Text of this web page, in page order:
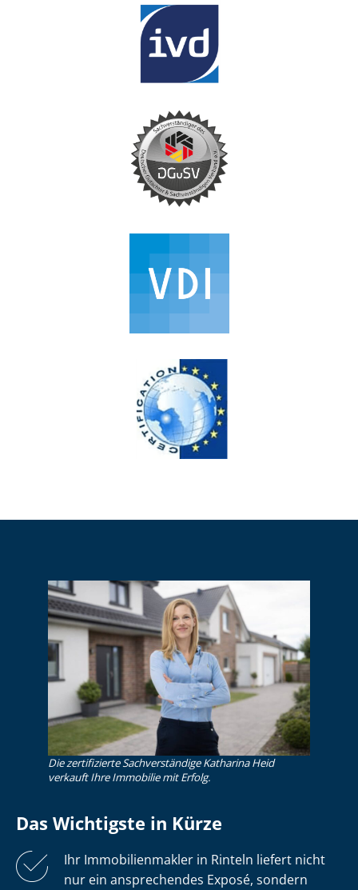
Die zertifizierte Sachverständige Katharina Heid
verkauft Ihre Immobilie mit Erfolg.
Das Wichtigste in Kürze
Ihr Im­mo­bi­li­en­mak­ler in Rinteln liefert nicht
nur ein ansprechendes Exposé, sondern